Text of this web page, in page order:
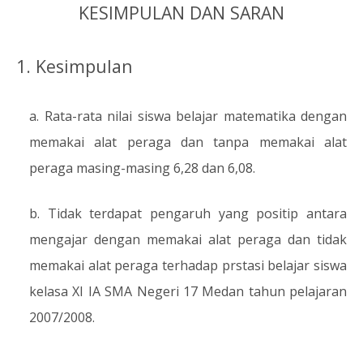
KESIMPULAN DAN SARAN
1. Kesimpulan
a. Rata-rata nilai siswa belajar matematika dengan
memakai alat peraga dan tanpa memakai alat
peraga masing-masing 6,28 dan 6,08.
b. Tidak terdapat pengaruh yang positip antara
mengajar dengan memakai alat peraga dan tidak
memakai alat peraga terhadap prstasi belajar siswa
kelasa XI IA SMA Negeri 17 Medan tahun pelajaran
2007/2008.